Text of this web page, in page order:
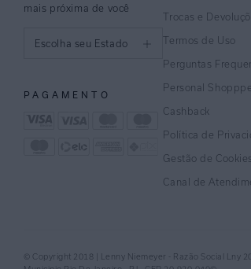
mais próxima de você
Escolha seu Estado
Distrito Federal
PAGAMENTO
Trocas e
Termos de Uso
Perguntas
Personal
Cashback
Política de
Gestão de Cookies
Canal de
© Copyright 2018 | Lenny Niemeyer - Razão Social Lny